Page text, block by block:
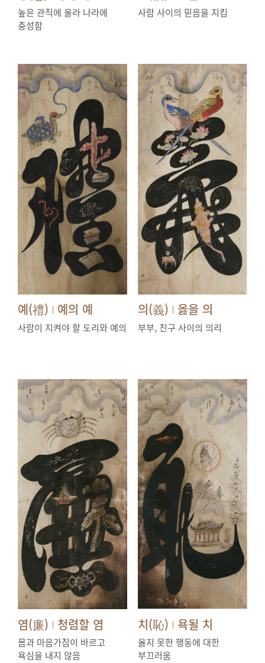
높은 관직에 올라 나라에
충성함
사람 사이의 믿음을 지킴
예(禮) | 예의 예
사람이 지켜야 할 도리와 예의
의(義) | 옳을 의
부부, 친구 사이의 의리
염(廉) | 청렴할 염
몸과 마음가짐이 바르고
욕심을 내지 않음
치(恥) | 욕될 치
옳지 못한 행동에 대한
부끄러움